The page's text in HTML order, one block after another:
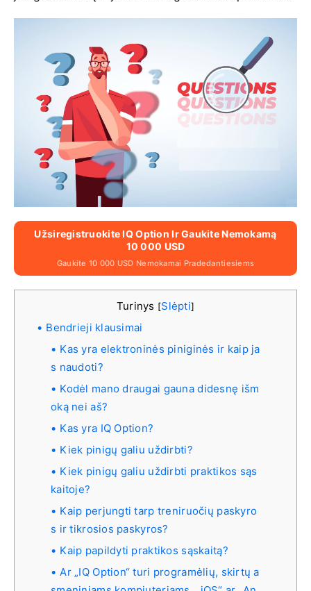
Užsiregistruokite IQ Option Ir Gaukite Nemokamą
10 000 USD
Gaukite 10 000 USD Nemokamai Pradedantiesiems
Turinys [Slėpti]
Bendrieji klausimai
Kas yra elektroninės piniginės ir kaip ja
s naudoti?
Kodėl mano draugai gauna didesnę išm
oką nei aš?
Kas yra IQ Option?
Kiek pinigų galiu uždirbti?
Kiek pinigų galiu uždirbti praktikos sąs
kaitoje?
Kaip perjungti tarp treniruočių paskyro
s ir tikrosios paskyros?
Kaip papildyti praktikos sąskaitą?
Ar „IQ Option“ turi programėlių, skirtų a